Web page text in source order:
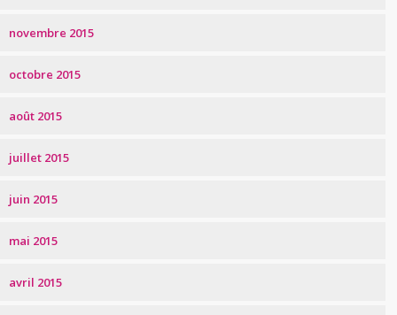
novembre 2015
octobre 2015
août 2015
juillet 2015
juin 2015
mai 2015
avril 2015